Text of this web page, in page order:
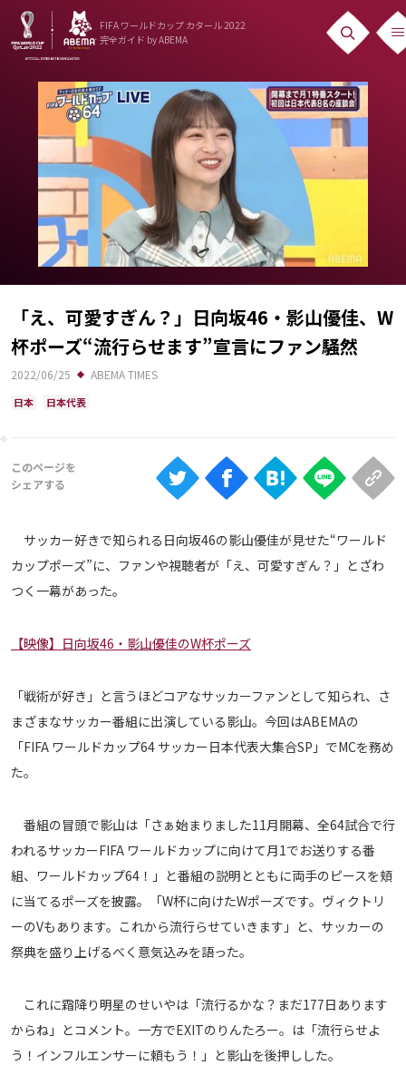
FIFA ワールドカップ カタール 2022
完全ガイド by ABEMA
ニュース
News
出場国
日本代表
日程・結果
Schedule
ランキング
大会について
About
視聴方法
ABEMAの視聴について
Web
TV
メディアアライアンス
「え、可愛すぎん？」日向坂46・影山優佳、W
杯ポーズ“流行らせます”宣言にファン騒然
2022/06/25 ABEMA TIMES
日本 日本代表
サッカー好きで知られる日向坂46の影山優佳が見せた“ワールド
カップポーズ”に、ファンや視聴者が「え、可愛すぎん？」とざわ
つく一幕があった。
【映像】日向坂46・影山優佳のW杯ポーズ
「戦術が好き」と言うほどコアなサッカーファンとして知られ、さ
まざまなサッカー番組に出演している影山。今回はABEMAの
「FIFA ワールドカップ64 サッカー日本代表大集合SP」でMCを務め
た。
番組の冒頭で影山は「さぁ始まりました11月開幕、全64試合で行
われるサッカーFIFA ワールドカップに向けて月1でお送りする番
組、ワールドカップ64！」と番組の説明とともに両手のピースを頬
に当てるポーズを披露。「W杯に向けたWポーズです。ヴィクトリ
ーのVもあります。これから流行らせていきます」と、サッカーの
祭典を盛り上げるべく意気込みを語った。
これに霜降り明星のせいやは「流行るかな？まだ177日あります
からね」とコメント。一方でEXITのりんたろー。は「流行らせよ
う！インフルエンサーに頼もう！」と影山を後押しした。